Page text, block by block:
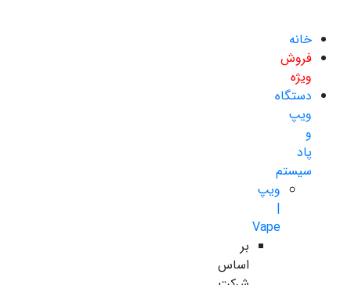
خانه
فروش
ویژه
دستگاه
ویپ
و
پاد
سیستم
ویپ
|
Vape
بر
اساس